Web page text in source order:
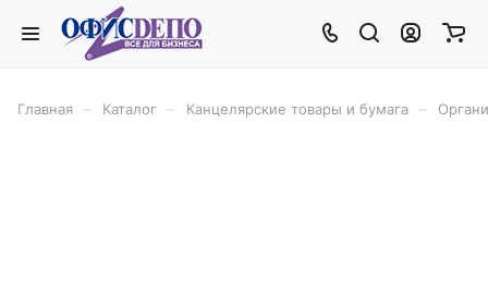
Главная Каталог Канцелярские товары и бумага